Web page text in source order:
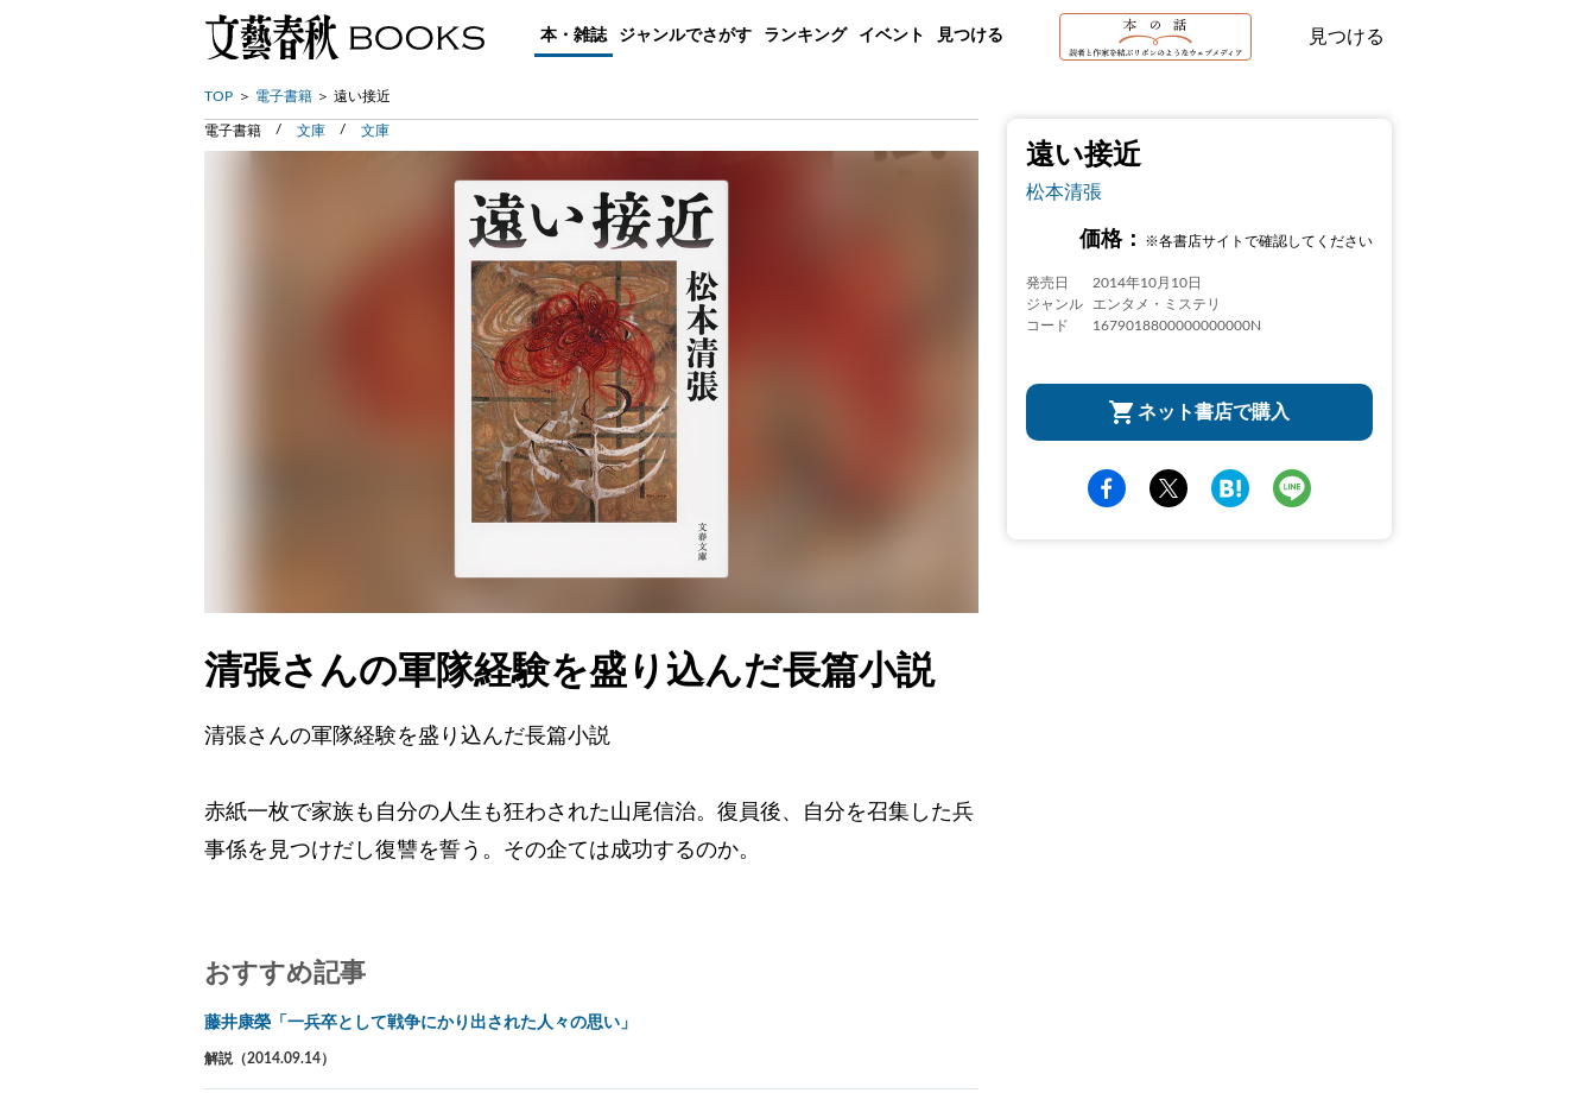
本・雑誌 ジャンルでさがす ランキング イベント 見つける 見つける
TOP 電子書籍 遠い接近
遠い接近
松本清張
価格： ※各書店サイトで確認してください
発売日
2014年10月10日
ジャンル
エンタメ・ミステリ
コード
1679018800000000000N
ネット書店で購入
電子書籍 文庫 文庫
清張さんの軍隊経験を盛り込んだ長篇小説
清張さんの軍隊経験を盛り込んだ長篇小説
赤紙一枚で家族も自分の人生も狂わされた山尾信治。復員後、自分を召集した兵
事係を見つけだし復讐を誓う。その企ては成功するのか。
おすすめ記事
藤井康榮「一兵卒として戦争にかり出された人々の思い」
解説（2014.09.14）